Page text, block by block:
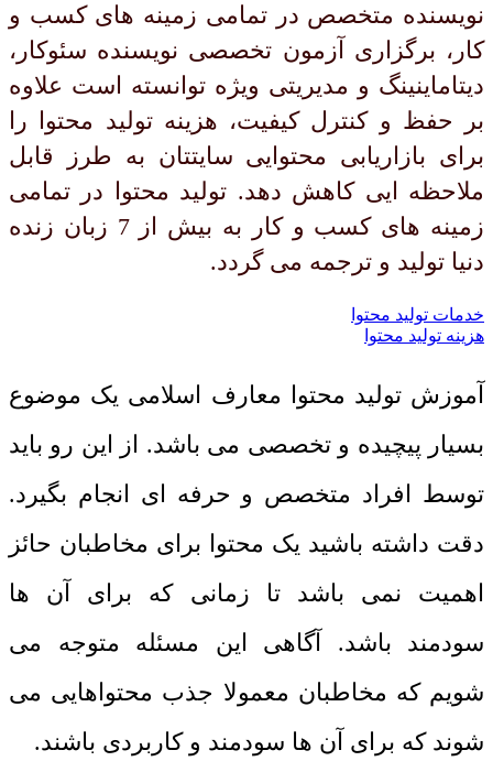
نویسنده متخصص در تمامی زمینه های کسب و
کار، برگزاری آزمون تخصصی نویسنده سئوکار،
دیتاماینینگ و مدیریتی ویژه توانسته است علاوه
بر حفظ و کنترل کیفیت، هزینه تولید محتوا را
برای بازاریابی محتوایی سایتتان به طرز قابل
ملاحظه ایی کاهش دهد. تولید محتوا در تمامی
زمینه های کسب و کار به بیش از 7 زبان زنده
دنیا تولید و ترجمه می گردد.
خدمات تولید محتوا
هزینه تولید محتوا
آموزش تولید محتوا معارف اسلامی یک موضوع
بسیار پیچیده و تخصصی می باشد. از این رو باید
توسط افراد متخصص و حرفه ای انجام بگیرد.
دقت داشته باشید یک محتوا برای مخاطبان حائز
اهمیت نمی باشد تا زمانی که برای آن ها
سودمند باشد. آگاهی این مسئله متوجه می
شویم که مخاطبان معمولا جذب محتواهایی می
شوند که برای آن ها سودمند و کاربردی باشند.